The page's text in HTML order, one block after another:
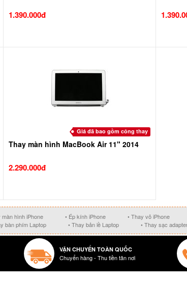
1.390.000đ
Giá đã bao gồm công thay
Thay màn hình MacBook Air 11" 2014
2.290.000đ
màn hình iPhone • Ép kính iPhone • Thay vỏ iPhone
bàn phím Laptop • Thay bản lề Laptop • Thay sạc
VẬN CHUYỂN TOÀN QUỐC
Chuyển hàng - Thu tiền tân nơi